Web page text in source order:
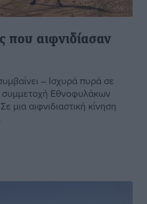
που αιφνιδίασαν
– Ισχυρά πυρά σε
συμμετοχή Εθνοφυλάκων
μια αιφνιδιαστική κίνηση